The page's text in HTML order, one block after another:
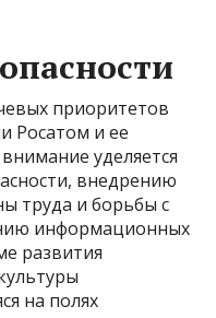
приоритетов
Росатом и ее
уделяется
внедрению
труда и борьбы с
информационных
развития
на полях